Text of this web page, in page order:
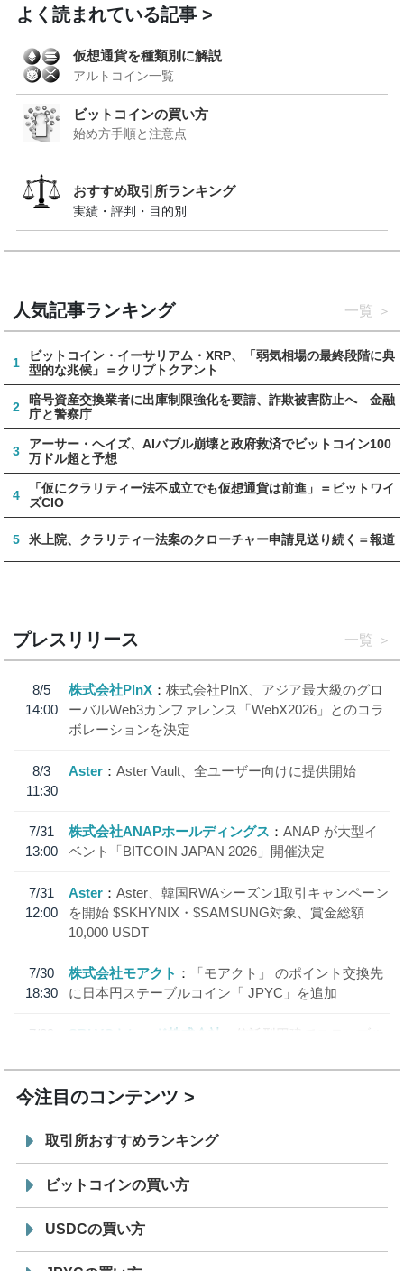
よく読まれている記事
仮想通貨を種類別に解説
アルトコイン一覧
ビットコインの買い方
始め方手順と注意点
おすすめ取引所ランキング
実績・評判・目的別
人気記事ランキング 一覧
1
ビットコイン・イーサリアム・XRP、「弱気相場の最終段階に典
型的な兆候」＝クリプトクアント
2
暗号資産交換業者に出庫制限強化を要請、詐欺被害防止へ 金融
庁と警察庁
3
アーサー・ヘイズ、AIバブル崩壊と政府救済でビットコイン100
万ドル超と予想
4
「仮にクラリティー法不成立でも仮想通貨は前進」＝ビットワイ
ズCIO
5 米上院、クラリティー法案のクローチャー申請見送り続く＝報道
プレスリリース 一覧
8/5
14:00
株式会社PlnX
株式会社PlnX、アジア最大級のグロ
ーバルWeb3カンファレンス「WebX2026」とのコラ
ボレーションを決定
8/3
11:30
Aster Aster Vault、全ユーザー向けに提供開始
7/31
13:00
株式会社ANAPホールディングス
ANAP が大型イ
ベント「BITCOIN JAPAN 2026」開催決定
7/31
12:00
Aster
Aster、韓国RWAシーズン1取引キャンペーン
を開始 $SKHYNIX・$SAMSUNG対象、賞金総額
10,000 USDT
7/30
18:30
株式会社モアクト
「モアクト」 のポイント交換先
に日本円ステーブルコイン「 JPYC」を追加
7/29
SBI VCトレード株式会社
信託型円建てステーブル
今注目のコンテンツ
取引所おすすめランキング
ビットコインの買い方
USDCの買い方